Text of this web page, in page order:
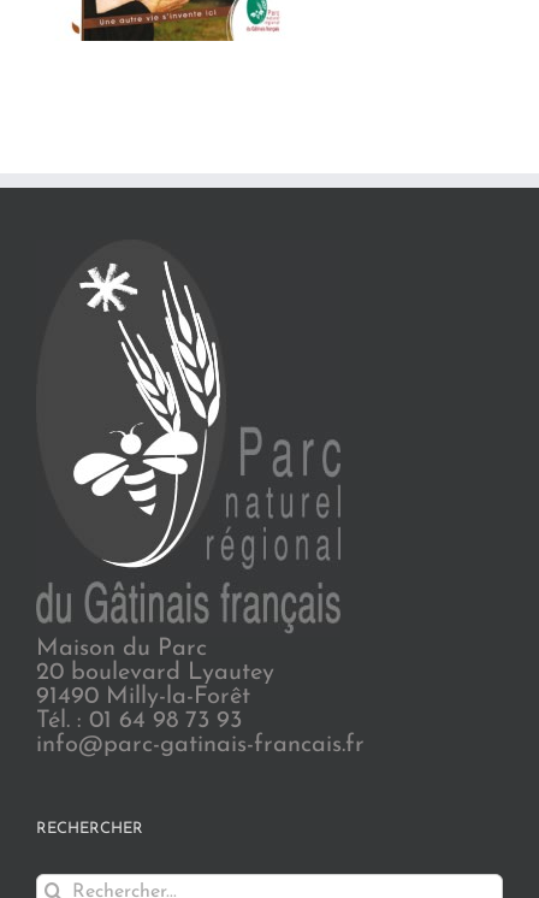
Maison du Parc
20 boulevard Lyautey
91490 Milly-la-Forêt
Tél. : 01 64 98 73 93
info@parc-gatinais-francais.fr
RECHERCHER
Rechercher: